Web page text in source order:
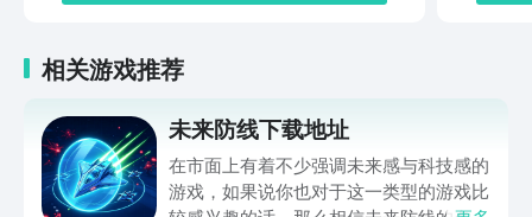
相关游戏推荐
未来防线下载地址
在市面上有着不少强调未来感与科技感的
游戏，如果说你也对于这一类型的游戏比